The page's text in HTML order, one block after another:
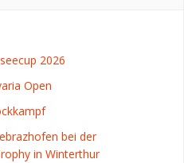
2026
Open
bei der
in Winterthur